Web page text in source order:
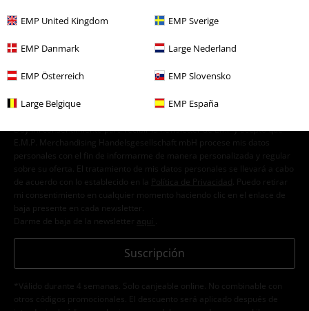
EMP United Kingdom EMP Sverige
EMP Danmark Large Nederland
EMP Österreich EMP Slovensko
Large Belgique EMP España
E-mail Newsletter
¡Cheque regalo del 15% de descuento,
suscríbete ahora!
Doy mi consentimiento para recibir la newsletter de EMP y acepto que
E.M.P. Merchandising Handelsgesellschaft mbH procese mis datos
personales con el fin de informarme de manera personalizada y regular
sobre su oferta. El tratamiento de mis datos personales se llevará a cabo
de acuerdo con lo establecido en la
Política de Privacidad . Puedo retirar
mi consentimiento en cualquier momento haciendo clic en el enlace de
baja presente en cada newsletter.
Darme de baja de la newsletter
aquí
Suscripción
*Válido durante 4 semanas. Solo canjeable online. No combinable con
otros códigos promocionales. El descuento será aplicado después de